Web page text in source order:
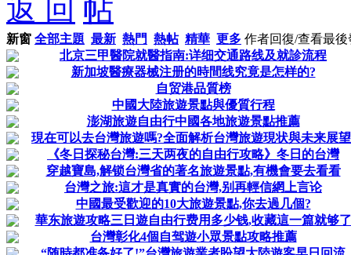
返 回
新窗 全部主題 最新 熱門 熱帖 精華 更多 作者回復/查看最後
北京三甲醫院就醫指南:详细交通路线及就診流程
新加坡醫療器械注册的時間线究竟是怎样的?
自贸港品質榜
中國大陸旅遊景點與優質行程
澎湖旅遊自由行中國各地旅遊景點推薦
現在可以去台灣旅遊嗎?全面解析台灣旅遊現状與未来展
《冬日探秘台灣:三天两夜的自由行攻略》冬日的台灣
穿越寶島,解锁台灣省的著名旅遊景點,有機會要去看看
台灣之旅:這才是真實的台灣,别再輕信網上言论
中國最受歡迎的10大旅遊景點,你去過几個?
華东旅遊攻略三日遊自由行费用多少钱,收藏這一篇就够了
台灣彰化4個自驾遊小眾景點攻略推薦